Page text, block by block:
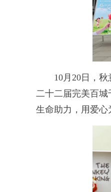
10月20日，秋意
二十二届完美百
生命助力，用爱心